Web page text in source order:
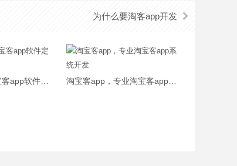
为什么要淘客app开发
淘宝客app，淘宝客app软件定制